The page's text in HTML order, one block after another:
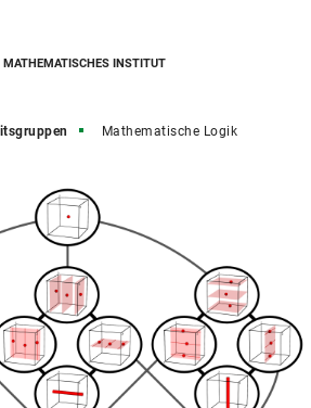
MATHEMATISCHES INSTITUT
Mathematische Logik